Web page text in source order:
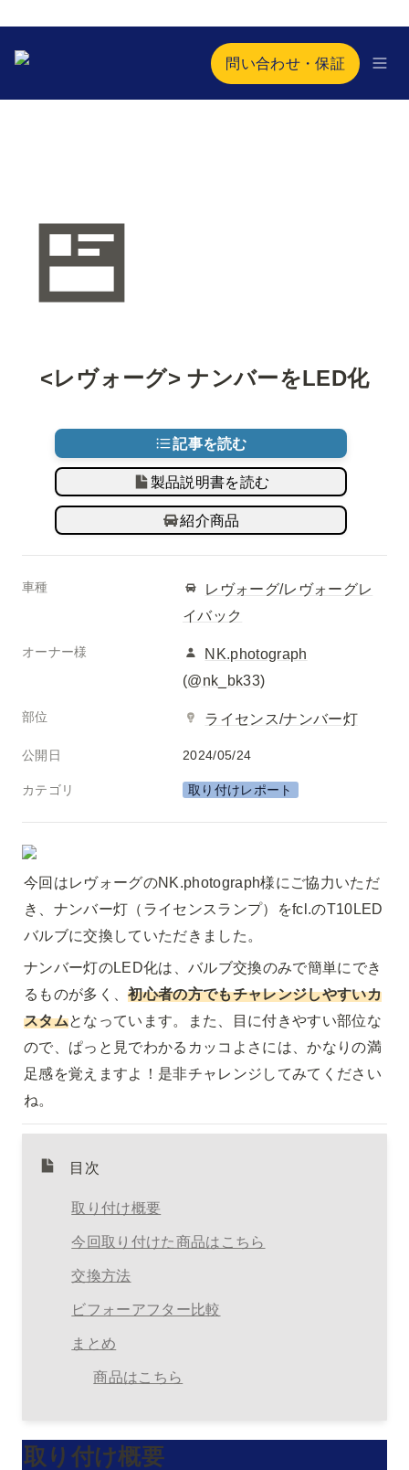
問い合わせ・保証
<レヴォーグ> ナンバーをLED化
記事を読む
製品説明書を読む
紹介商品
車種
レヴォーグ/レヴォーグレ
イバック
オーナー様
NK.photograph
(@nk_bk33)
部位 ライセンス/ナンバー灯
公開日 2024/05/24
カテゴリ 取り付けレポート
今回はレヴォーグのNK.photograph様にご協力いただ
き、ナンバー灯（ライセンスランプ）をfcl.のT10LED
バルブに交換していただきました。
ナンバー灯のLED化は、バルブ交換のみで簡単にでき
るものが多く、初心者の方でもチャレンジしやすいカ
スタムとなっています。また、目に付きやすい部位な
ので、ぱっと見でわかるカッコよさには、かなりの満
足感を覚えますよ！是非チャレンジしてみてください
ね。
目次
取り付け概要
今回取り付けた商品はこちら
交換方法
ビフォーアフター比較
まとめ
商品はこちら
取り付け概要